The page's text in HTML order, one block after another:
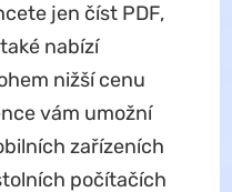
jen číst PDF,
nabízí
nižší cenu
vám umožní
zařízeních
počítačích